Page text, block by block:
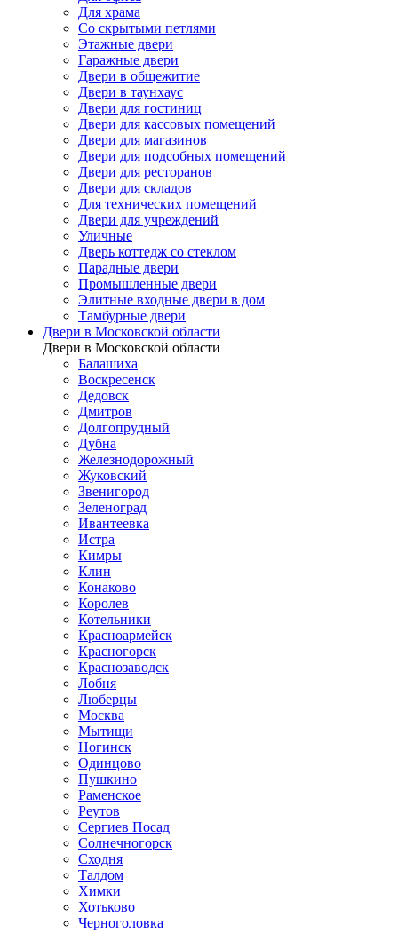
Для храма
Со скрытыми петлями
Этажные двери
Гаражные двери
Двери в общежитие
Двери в таунхаус
Двери для гостиниц
Двери для кассовых помещений
Двери для магазинов
Двери для подсобных помещений
Двери для ресторанов
Двери для складов
Для технических помещений
Двери для учреждений
Уличные
Дверь коттедж со стеклом
Парадные двери
Промышленные двери
Элитные входные двери в дом
Тамбурные двери
Двери в Московской области
Двери в Московской области
Балашиха
Воскресенск
Дедовск
Дмитров
Долгопрудный
Дубна
Железнодорожный
Жуковский
Звенигород
Зеленоград
Ивантеевка
Истра
Кимры
Клин
Конаково
Королев
Котельники
Красноармейск
Красногорск
Краснозаводск
Лобня
Люберцы
Москва
Мытищи
Ногинск
Одинцово
Пушкино
Раменское
Реутов
Сергиев Посад
Солнечногорск
Сходня
Талдом
Химки
Хотьково
Черноголовка